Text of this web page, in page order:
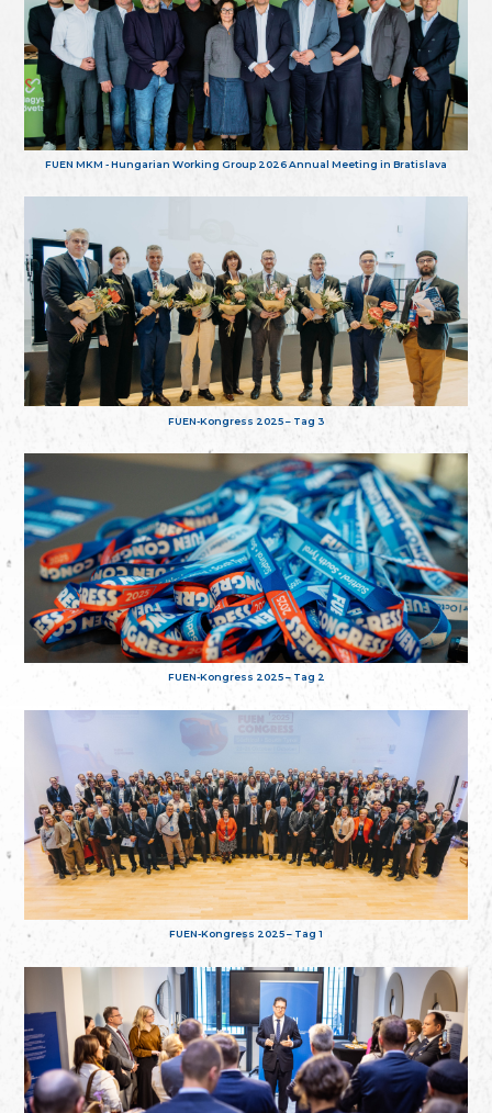
FUEN MKM - Hungarian Working Group 2026 Annual Meeting in Bratislava
FUEN-Kongress 2025 – Tag 3
FUEN-Kongress 2025 – Tag 2
FUEN-Kongress 2025 – Tag 1